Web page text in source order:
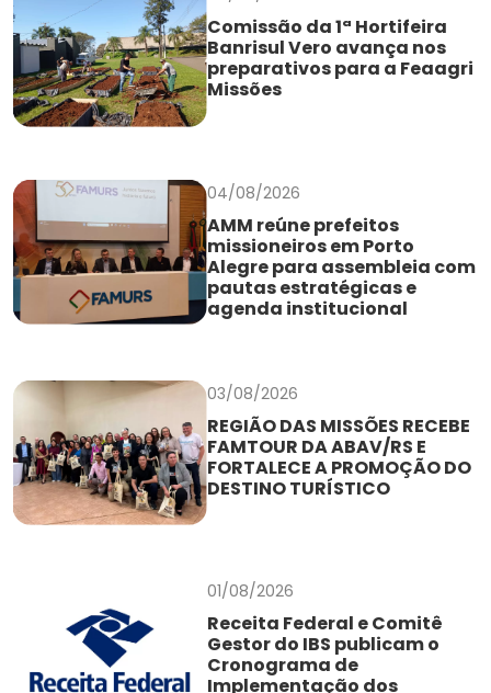
Comissão da 1ª Hortifeira
Banrisul Vero avança nos
preparativos para a Feaagri
Missões
04/08/2026
AMM reúne prefeitos
missioneiros em Porto
Alegre para assembleia com
pautas estratégicas e
agenda institucional
03/08/2026
REGIÃO DAS MISSÕES RECEBE
FAMTOUR DA ABAV/RS E
FORTALECE A PROMOÇÃO DO
DESTINO TURÍSTICO
01/08/2026
Receita Federal e Comitê
Gestor do IBS publicam o
Cronograma de
Implementação dos